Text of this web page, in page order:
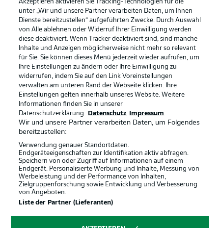
Rechtliche Hinweise Voreinstellungen verwalten
Datenschutz Nutzungsbedingungen
Kontakt Jobs
Impressum Partner
Spieler Liveticker
AGB
© 2026 Bundesliga-Gruppe GmbH
Sprachauswahl
Akzeptieren aktivieren Sie Tracking-Technologien für die
unter „Wir und unsere Partner verarbeiten Daten, um Ihnen
Dienste bereitzustellen“ aufgeführten Zwecke. Durch Auswahl
von Alle ablehnen oder Widerruf Ihrer Einwilligung werden
diese deaktiviert. Wenn Tracker deaktiviert sind, sind manche
Inhalte und Anzeigen möglicherweise nicht mehr so relevant
für Sie. Sie können dieses Menü jederzeit wieder aufrufen, um
Ihre Einstellungen zu ändern oder Ihre Einwilligung zu
widerrufen, indem Sie auf den Link Voreinstellungen
verwalten am unteren Rand der Webseite klicken. Ihre
Einstellungen gelten innerhalb unseres Website. Weitere
Informationen finden Sie in unserer
Datenschutzerklärung.
Datenschutz Impressum
Wir und unsere Partner verarbeiten Daten, um Folgendes
bereitzustellen:
Verwendung genauer Standortdaten.
Endgeräteeigenschaften zur Identifikation aktiv abfragen.
Speichern von oder Zugriff auf Informationen auf einem
Endgerät. Personalisierte Werbung und Inhalte, Messung von
Werbeleistung und der Performance von Inhalten,
Zielgruppenforschung sowie Entwicklung und Verbesserung
von Angeboten.
Liste der Partner (Lieferanten)